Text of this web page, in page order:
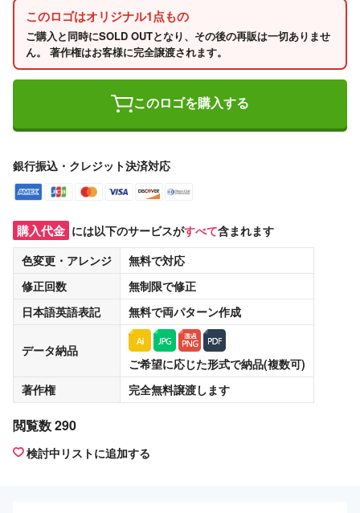
このロゴはオリジナル1点もの
ご購入と同時にSOLD OUTとなり、その後の再販は一切ありませ
ん。 著作権はお客様に完全譲渡されます。
このロゴを購入する
銀行振込・クレジット決済対応
購入代金 には以下のサービスがすべて含まれます
色変更・アレンジ
無料で対応
修正回数
無制限で修正
日本語英語表記
無料で両パターン作成
データ納品
ご希望に応じた形式で納品(複数可)
著作権
完全無料譲渡します
閲覧数 290
検討中リストに追加する